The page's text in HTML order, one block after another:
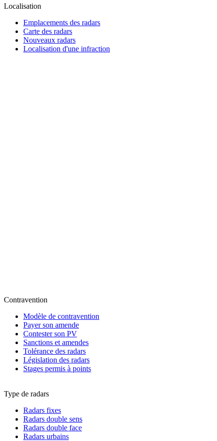
Localisation
Emplacements des radars
Carte des radars
Nouveaux radars
Localisation d'une infraction
Contravention
Modèle de contravention
Payer son amende
Contester son PV
Sanctions et amendes
Tolérance des radars
Législation des radars
Stages permis à points
Type de radars
Radars fixes
Radars double sens
Radars double face
Radars urbains